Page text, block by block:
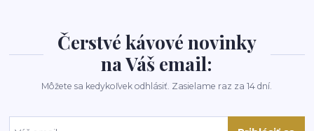
Čerstvé kávové novinky
na Váš email:
Môžete sa kedykoľvek odhlásiť. Zasielame raz za 14 dní.